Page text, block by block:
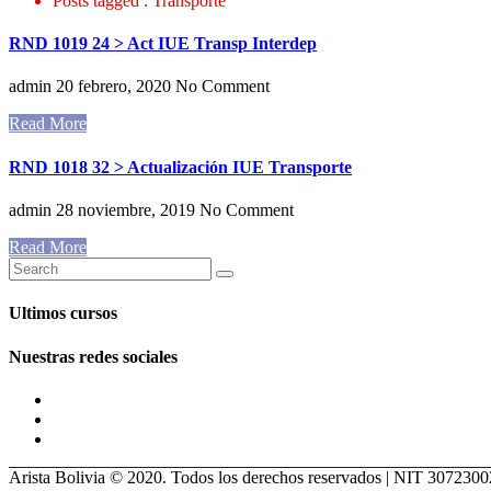
RND 1019 24 > Act IUE Transp Interdep
admin 20 febrero, 2020 No Comment
Read More
RND 1018 32 > Actualización IUE Transporte
admin 28 noviembre, 2019 No Comment
Read More
Ultimos cursos
Nuestras redes sociales
Arista Bolivia © 2020. Todos los derechos reservados | NIT